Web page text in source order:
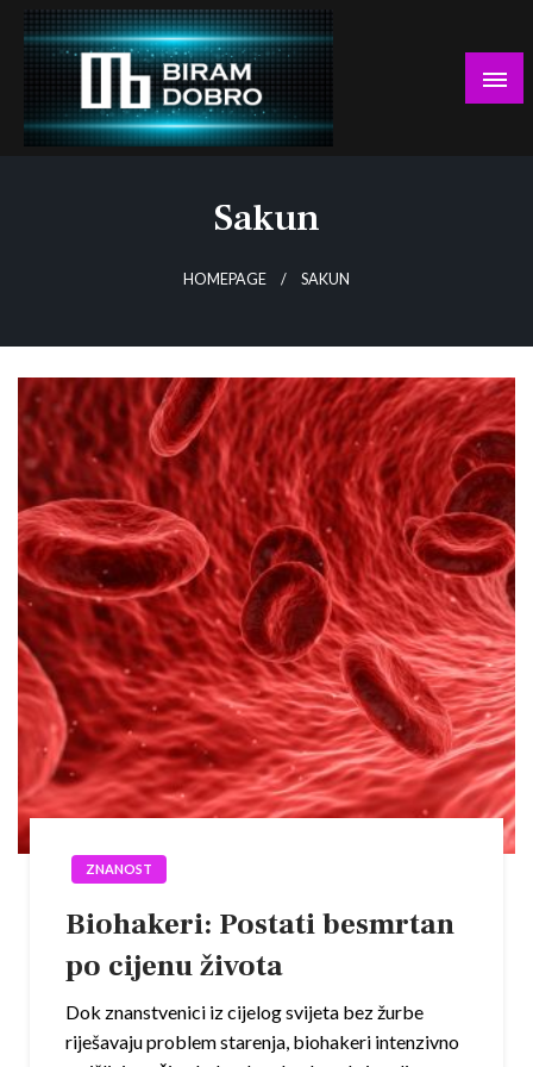
Skip
content
Sakun
HOMEPAGE SAKUN
ZNANOST
Biohakeri: Postati besmrtan
po cijenu života
Dok znanstvenici iz cijelog svijeta bez žurbe
riješavaju problem starenja, biohakeri intenzivno